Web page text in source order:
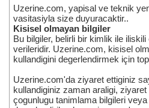
Uzerine.com, yapisal ve teknik
vasitasiyla size duyuracaktir..
Kisisel olmayan bilgiler
Bu bilgiler, belirli bir kimlik ile
verileridir. Uzerine.com, kisisel
kullandigini degerlendirmek için
Uzerine.com'da ziyaret ettiginiz
kullandiginiz zaman araligi,
çogunlugu tanimlama bilgileri